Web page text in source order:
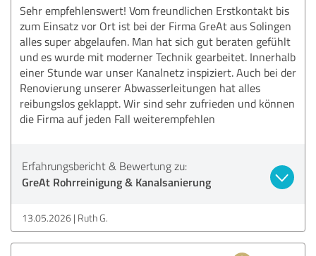
Sehr empfehlenswert! Vom freundlichen Erstkontakt bis
zum Einsatz vor Ort ist bei der Firma GreAt aus Solingen
alles super abgelaufen. Man hat sich gut beraten gefühlt
und es wurde mit moderner Technik gearbeitet. Innerhalb
einer Stunde war unser Kanalnetz inspiziert. Auch bei der
Renovierung unserer Abwasserleitungen hat alles
reibungslos geklappt. Wir sind sehr zufrieden und können
die Firma auf jeden Fall weiterempfehlen
Erfahrungsbericht & Bewertung zu:
GreAt Rohrreinigung & Kanalsanierung
13.05.2026 Ruth G.